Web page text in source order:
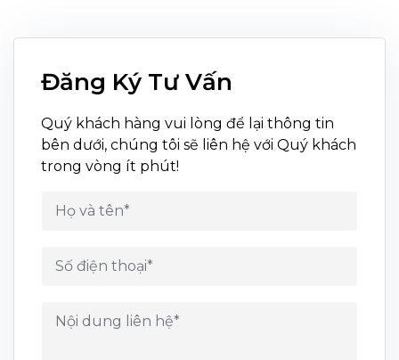
Đăng Ký Tư Vấn
Quý khách hàng vui lòng để lại thông tin
bên dưới, chúng tôi sẽ liên hệ với Quý khách
trong vòng ít phút!